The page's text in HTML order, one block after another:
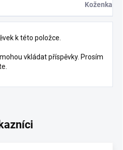
Koženka
k této položce.
vkládat příspěvky. Prosím
.